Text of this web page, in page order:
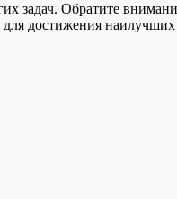
задач. Обратите
достижения наилучших